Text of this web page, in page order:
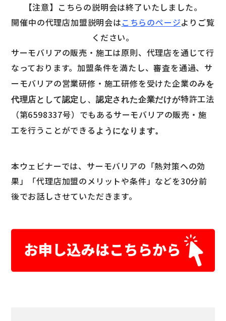
【注意】こちらの説明会は終了いたしました。
開催中の代理店加盟説明会はこちらのページよりご覧
ください。
サーモバリアの販売・施工は原則、代理店を通じて行
なっております。加盟条件を満たし、審査を通過、サ
ーモバリアの営業研修・施工研修を受けた企業のみを
代理店として認定し、認定された企業だけが特許工法
（第6598337号）でもあるサーモバリアの販売・施
工を行うことができる ようになります。
本ウェビナーでは、サーモバリアの「熱対策への効
果」「代理店加盟のメリットや条件」などを30分前
後でお話しさせていただきます。